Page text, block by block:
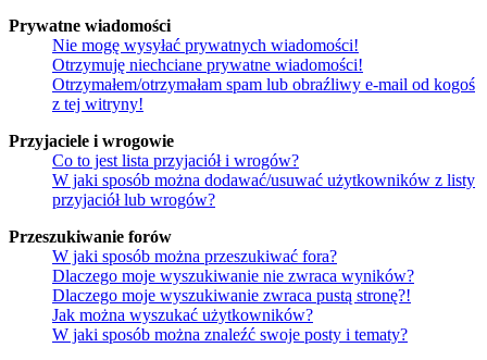
Prywatne wiadomości
Nie mogę wysyłać prywatnych wiadomości!
Otrzymuję niechciane prywatne wiadomości!
Otrzymałem/otrzymałam spam lub obraźliwy e-mail od kogoś
z tej witryny!
Przyjaciele i wrogowie
Co to jest lista przyjaciół i wrogów?
W jaki sposób można dodawać/usuwać użytkowników z listy
przyjaciół lub wrogów?
Przeszukiwanie forów
W jaki sposób można przeszukiwać fora?
Dlaczego moje wyszukiwanie nie zwraca wyników?
Dlaczego moje wyszukiwanie zwraca pustą stronę?!
Jak można wyszukać użytkowników?
W jaki sposób można znaleźć swoje posty i tematy?